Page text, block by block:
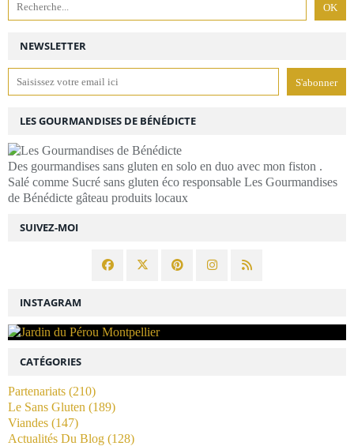
NEWSLETTER
SUIVEZ-MOI
LES GOURMANDISES DE BÉNÉDICTE
Des gourmandises sans gluten en solo en duo avec mon fiston .
Salé comme Sucré sans gluten éco responsable Les Gourmandises
de Bénédicte gâteau produits locaux
INSTAGRAM
CATÉGORIES
Partenariats (210)
Le Sans Gluten (189)
Viandes (147)
Actualités Du Blog (128)